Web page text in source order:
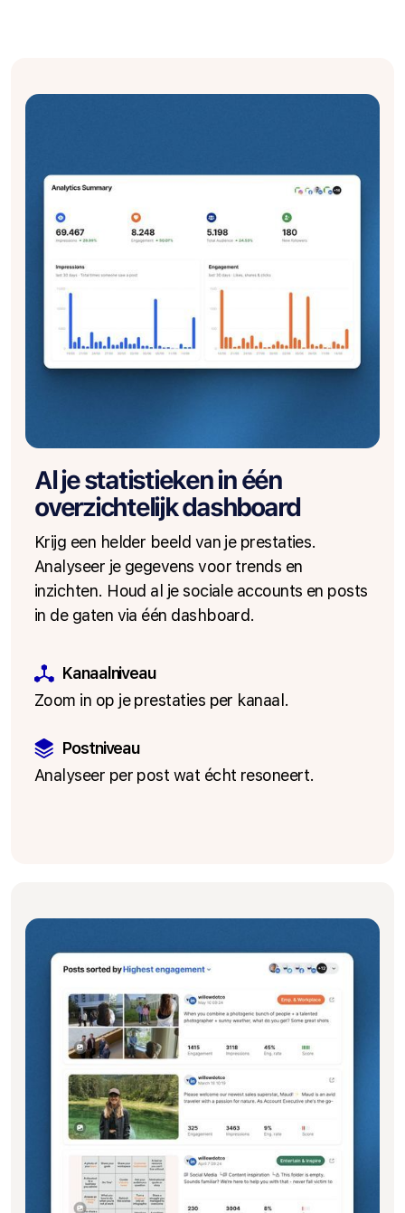
Al je statistieken in één
overzichtelijk dashboard
Krijg een helder beeld van je prestaties.
Analyseer je gegevens voor trends en
inzichten. Houd al je sociale accounts en posts
in de gaten via één dashboard.
Kanaalniveau
Zoom in op je prestaties per kanaal.
Postniveau
Analyseer per post wat écht resoneert.